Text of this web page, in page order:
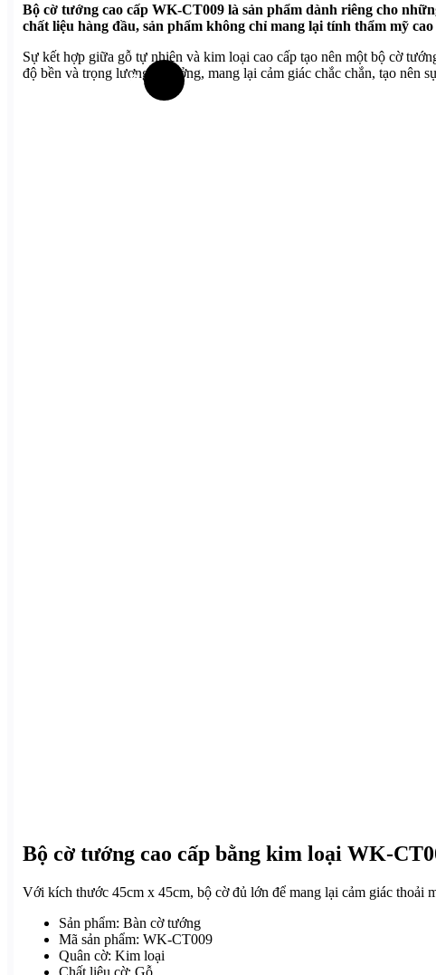
Giỏ hàng :
Bộ cờ tướng cao cấp WK-CT009 là sản phẩm dành riêng cho
chất liệu hàng đầu, sản phẩm không chỉ mang lại tính thẩm mỹ
Sự kết hợp giữa gỗ tự nhiên và kim loại cao cấp tạo nên một bộ cờ
độ bền và trọng lượng lý tưởng, mang lại cảm giác chắc chắn, tạo nên
Bộ cờ tướng cao cấp bằng kim loại WK-
Với kích thước 45cm x 45cm, bộ cờ đủ lớn để mang lại cảm giác thoải
Sản phẩm: Bàn cờ tướng
Mã sản phẩm: WK-CT009
Quân cờ: Kim loại